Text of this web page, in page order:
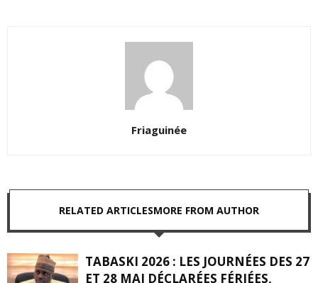
Friaguinée
RELATED ARTICLESMORE FROM AUTHOR
TABASKI 2026 : LES JOURNÉES DES 27
ET 28 MAI DÉCLARÉES FÉRIÉES,